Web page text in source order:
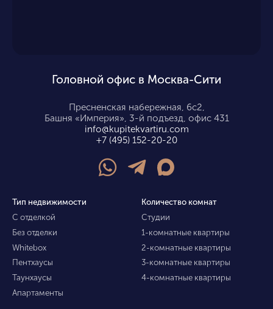
Головной офис в Москва-Сити
Пресненская набережная, 6с2,
Башня «Империя», 3-й подъезд, офис 431
info@kupitekvartiru.com
+7 (495) 152-20-20
Тип недвижимости
С отделкой
Без отделки
Whitebox
Пентхаусы
Таунхаусы
Апартаменты
Количество комнат
Студии
1-комнатные квартиры
2-комнатные квартиры
3-комнатные квартиры
4-комнатные квартиры